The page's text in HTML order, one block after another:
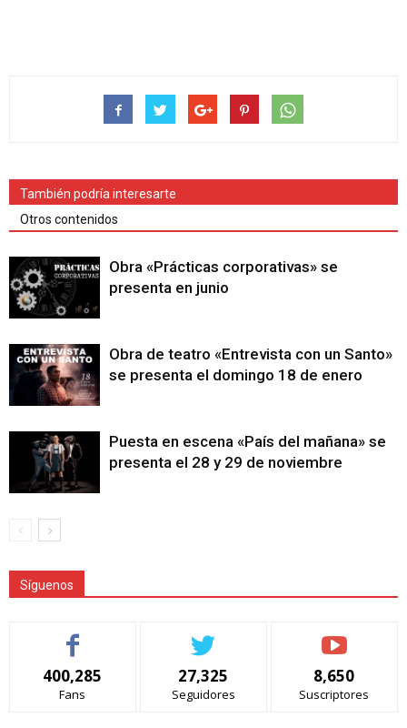
También podría interesarte
Otros contenidos
Obra «Prácticas corporativas» se
presenta en junio
Obra de teatro «Entrevista con un Santo»
se presenta el domingo 18 de enero
Puesta en escena «País del mañana» se
presenta el 28 y 29 de noviembre
Síguenos
400,285
Fans
27,325
Seguidores
8,650
Suscriptores